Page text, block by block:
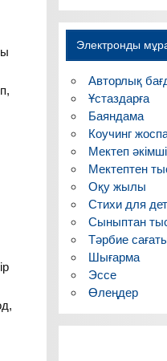
Электронды
Авторлық
Ұстаздарға
Баяндама
Коучинг
Мектеп
Мектептен
Оқу жылы
Стихи для
Сыныптан
Тәрбие
Шығарма
Эссе
Өлеңдер